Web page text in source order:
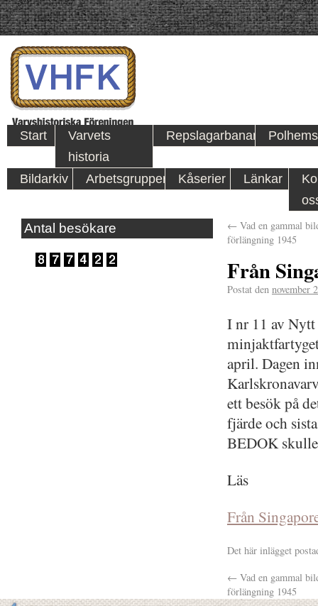
Start
Varvets
historia
Repslagarbanan
Bildarkiv Arbetsgrupper Kåserier Länkar
Antal besökare ← Vad en gammal
förlängning 1945
Från
Postat den november
I nr 11 av
april. Dagen
ett besök på
fjärde och
BEDOK
Läs
Från
Det här inlägget
← Vad en gammal
förlängning 1945